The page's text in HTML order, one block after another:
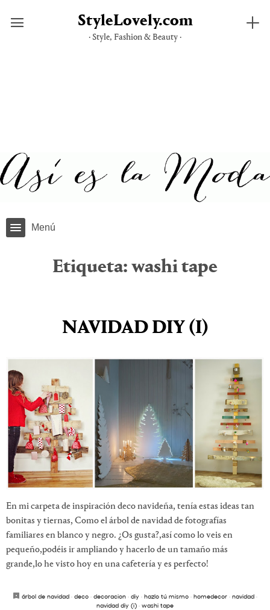
StyleLovely.com
· Style, Fashion & Beauty ·
Menú
Etiqueta: washi tape
NAVIDAD DIY (I)
En mi carpeta de inspiración deco navideña, tenía estas ideas tan
bonitas y tiernas, Como el árbol de navidad de fotografías
familiares en blanco y negro. ¿Os gusta?,así como lo veis en
pequeño,podéis ir ampliando y hacerlo de un tamaño más
grande,lo he visto hoy en una cafetería y es perfecto!
árbol de navidad · deco · decoracion · diy · hazlo tú mismo · homedecor · navidad ·
navidad diy (i) · washi tape